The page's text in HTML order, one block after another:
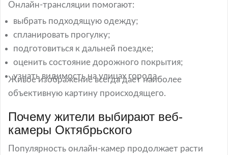
Онлайн-трансляции помогают:
выбрать подходящую одежду;
спланировать прогулку;
подготовиться к дальней поездке;
оценить состояние дорожного покрытия;
узнать видимость на улицах города.
Живое изображение всегда дает наиболее
объективную картину происходящего.
Почему жители выбирают веб-
камеры Октябрьского
Популярность онлайн-камер продолжает расти